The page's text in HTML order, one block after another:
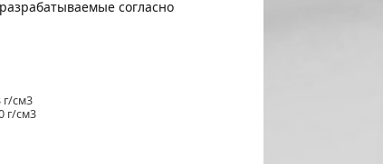
согласно
г/см3
г/см3